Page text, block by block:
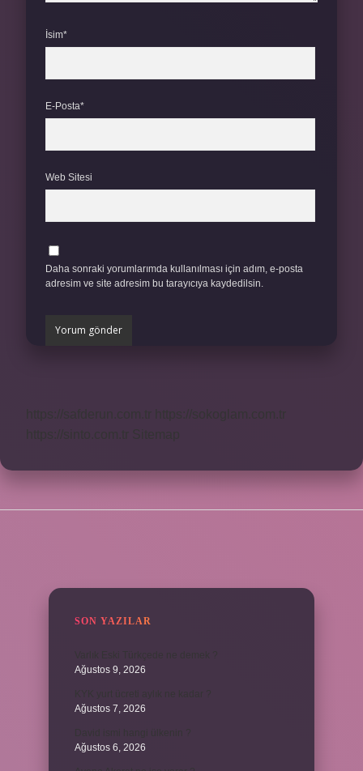
İsim*
E-Posta*
Web Sitesi
Daha sonraki yorumlarımda kullanılması için adım, e-posta
adresim ve site adresim bu tarayıcıya kaydedilsin.
SON YAZILAR
Ağustos 9, 2026
Ağustos 7, 2026
Ağustos 6, 2026